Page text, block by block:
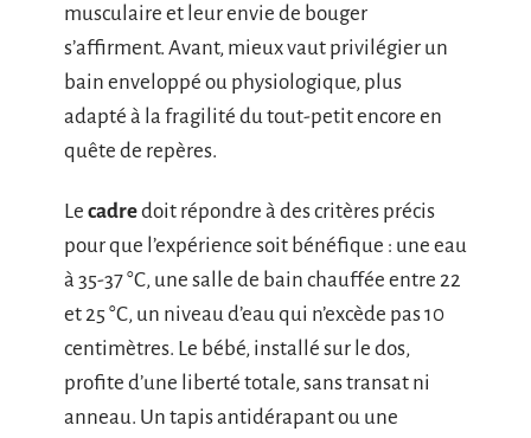
musculaire et leur envie de bouger
s’affirment. Avant, mieux vaut privilégier un
bain enveloppé ou physiologique, plus
adapté à la fragilité du tout-petit encore en
quête de repères.
Le cadredoit répondre à des critères précis
pour que l’expérience soit bénéfique : une eau
à 35-37 °C, une salle de bain chauffée entre 22
et 25 °C, un niveau d’eau qui n’excède pas 10
centimètres. Le bébé, installé sur le dos,
profite d’une liberté totale, sans transat ni
anneau. Un tapis antidérapant ou une